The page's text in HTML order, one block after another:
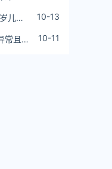
儿子
10-13
常且持
10-11